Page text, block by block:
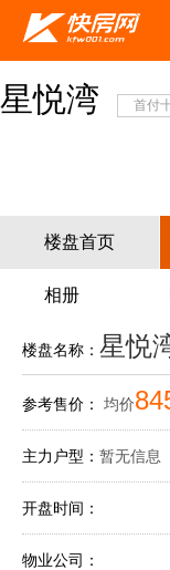
星悦湾 首付
楼盘首页
相册
楼盘名称：星悦
参考售价： 均价
主力户型：暂无信息
开盘时间：
物业公司：